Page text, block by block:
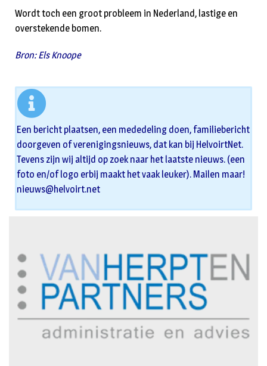
Wordt toch een groot probleem in Nederland, lastige en
overstekende bomen.
Bron: Els Knoope
Een bericht plaatsen, een mededeling doen, familiebericht
doorgeven of verenigingsnieuws, dat kan bij HelvoirtNet.
Tevens zijn wij altijd op zoek naar het laatste nieuws. (een
foto en/of logo erbij maakt het vaak leuker). Mailen maar!
nieuws@helvoirt.net